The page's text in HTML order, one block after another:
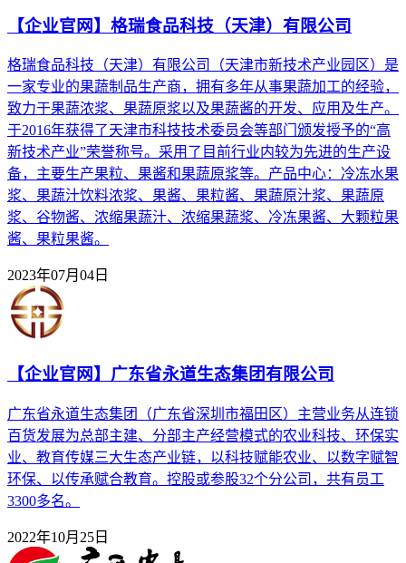
【企业官网】格瑞食品科技（天津）有限公司
格瑞食品科技（天津）有限公司（天津市新技术产业园区）是
一家专业的果蔬制品生产商，拥有多年从事果蔬加工的经验，
致力于果蔬浓浆、果蔬原浆以及果蔬酱的开发、应用及生产。
于2016年获得了天津市科技技术委员会等部门颁发授予的“高
新技术产业”荣誉称号。采用了目前行业内较为先进的生产设
备，主要生产果粒、果酱和果蔬原浆等。产品中心：冷冻水果
浆、果蔬汁饮料浓浆、果酱、果粒酱、果蔬原汁浆、果蔬原
浆、谷物酱、浓缩果蔬汁、浓缩果蔬浆、冷冻果酱、大颗粒果
酱、果粒果酱。
2023年07月04日
【企业官网】广东省永道生态集团有限公司
广东省永道生态集团（广东省深圳市福田区）主营业务从连锁
百货发展为总部主建、分部主产经营模式的农业科技、环保实
业、教育传媒三大生态产业链，以科技赋能农业、以数字赋智
环保、以传承赋合教育。控股或参股32个分公司，共有员工
3300多名。
2022年10月25日